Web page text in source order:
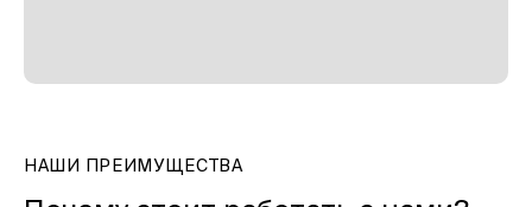
НАШИ ПРЕИМУЩЕСТВА